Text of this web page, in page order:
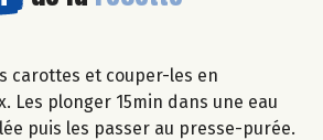
et couper-les en
Les plonger 15min dans une eau
puis les passer au presse-purée.